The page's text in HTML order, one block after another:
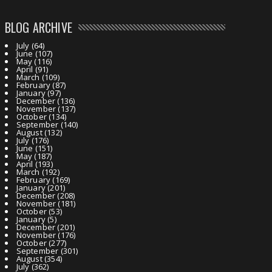
BLOG ARCHIVE
July (64)
June(107)
May(116)
April (91)
March (109)
February(87)
January(97)
December(136)
November(137)
October(134)
September (140)
August(132)
July(176)
June(151)
May(187)
April (193)
March (192)
February(169)
January(201)
December(208)
November(181)
October(53)
January(5)
December(201)
November(176)
October(277)
September (301)
August(354)
July(362)